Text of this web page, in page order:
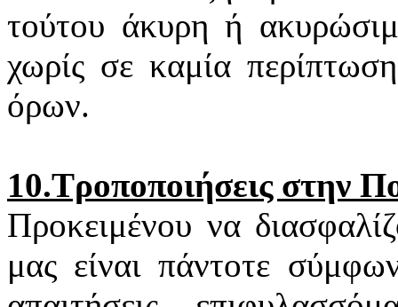
τούτου άκυρη ή
χωρίς σε καμία
όρων.
10.Τροποποιήσεις στην
Προκειμένου να
μας είναι πάντοτε